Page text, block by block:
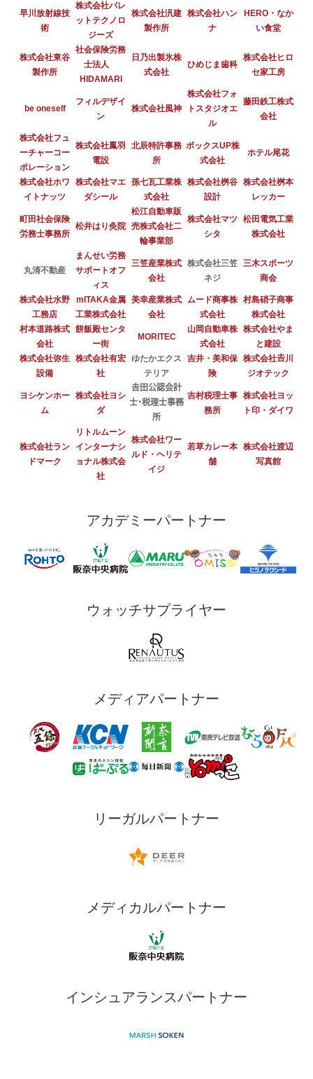
早川放射線技
術
株式会社パレ
ットテクノロ
ジーズ
株式会社汎建
製作所
株式会社ハン
ナ
HERO・なか
い食堂
株式会社東谷
製作所
社会保険労務
士法人
HIDAMARI
日乃出製氷株
式会社
ひめじま歯科
株式会社ヒロ
セ家工房
be oneself
フィルデザイ
ン
株式会社風神
株式会社フォ
トスタジオエ
ル
藤田鉄工株式
会社
株式会社フュ
ーチャーコー
ポレーション
株式会社鳳羽
電設
北辰特許事務
所
ボックスUP株
式会社
ホテル尾花
株式会社ホワ
イトナッツ
株式会社マエ
ダシール
孫七瓦工業株
式会社
株式会社桝谷
設計
株式会社桝本
レッカー
町田社会保険
労務士事務所
松井はり灸院
松江自動車販
売株式会社二
輪事業部
株式会社マツ
シタ
松田電気工業
株式会社
丸清不動産
まんせい労務
サポートオフ
ィス
三笠産業株式
会社
株式会社三笠
ネジ
三木スポーツ
商会
株式会社水野
工務店
mITAKA金属
工業株式会社
美幸産業株式
会社
ムード商事株
式会社
村島硝子商事
株式会社
村本道路株式
会社
餅飯殿センタ
ー街
MORITEC
山岡自動車株
式会社
株式会社やま
と建設
株式会社弥生
設備
株式会社有宏
社
ゆたかエクス
テリア
吉井・美和保
険
株式会社𠮷川
ジオテック
ヨシケンホー
ム
株式会社ヨシ
ダ
𠮷田公認会計
士・税理士事務
所
吉村税理士事
務所
株式会社ヨッ
ト印・ダイワ
株式会社ラン
ドマーク
リトルムーン
インターナシ
ョナル株式会
社
株式会社ワー
ルド・ヘリテ
イジ
若草カレー本
舗
株式会社渡辺
写真館
アカデミーパートナー
ウォッチサプライヤー
メディアパートナー
リーガルパートナー
メディカルパートナー
インシュアランスパートナー